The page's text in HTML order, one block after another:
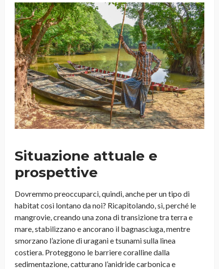
Situazione attuale e
prospettive
Dovremmo preoccuparci, quindi, anche per un tipo di
habitat così lontano da noi? Ricapitolando, sì, perché le
mangrovie, creando una zona di transizione tra terra e
mare, stabilizzano e ancorano il bagnasciuga, mentre
smorzano l’azione di uragani e tsunami sulla linea
costiera. Proteggono le barriere coralline dalla
sedimentazione, catturano l’anidride carbonica e